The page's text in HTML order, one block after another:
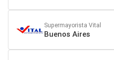
Supermayorista Vital
Buenos Aires